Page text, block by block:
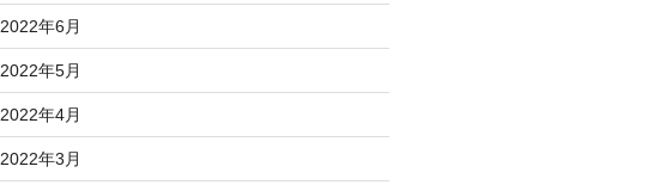
2022年6月
2022年5月
2022年4月
2022年3月